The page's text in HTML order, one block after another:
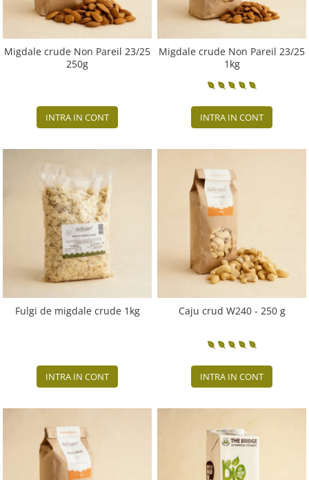
Migdale crude Non Pareil 23/25
250g
INTRA IN CONT
Migdale crude Non Pareil 23/25
1kg
INTRA IN CONT
Fulgi de migdale crude 1kg
INTRA IN CONT
Caju crud W240 - 250 g
INTRA IN CONT